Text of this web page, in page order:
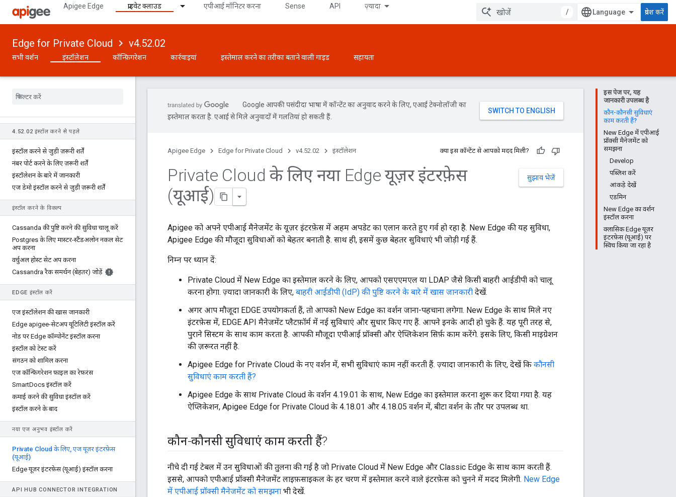
Apigee Edge प्राइवेट क्लाउड एपीआई मॉनिटर करना Sense API ज़्यादा
/ प्रवेश करें
Edge for Private Cloud v4.52.02
सभी वर्शन इंस्टॉलेशन कॉन्फ़िगरेशन कार्रवाइयां इस्तेमाल करने का तरीका बताने वाली गाइड सहायता
4. 52.02 इंस्टॉल करने से पहले
इंस्टॉल करने से जुड़ी ज़रूरी शर्तें
नंबर पोर्ट करने के लिए ज़रूरी शर्तें
इंस्टॉलेशन के बारे में जानकारी
एज डेमो इंस्टॉल करने से जुड़ी ज़रूरी शर्तें
इंस्टॉल करने के विकल्प
Cassanda की पुष्टि करने की सुविधा चालू करें
Postgres के लिए मास्टर-स्टैंडअलोन नकल सेट
अप करना
वर्चुअल होस्ट सेट अप करना
Cassandra रैक समर्थन (बेहतर) जोड़ें
EDGE इंस्टॉल करें
एज इंस्टॉलेशन की खास जानकारी
Edge apigee-सेटअप यूटिलिटी इंस्टॉल करें
नोड पर Edge कॉम्पोनेंट इंस्टॉल करना
इंस्टॉल को टेस्ट करें
संगठन को शामिल करना
एज कॉन्फ़िगरेशन फ़ाइल का रेफ़रंस
SmartDocs इंस्टॉल करें
कमाई करने की सुविधा इंस्टॉल करें
इंस्टॉल करने के बाद
नया एज अनुभव इंस्टॉल करें
Private Cloud के लिए,एज यूज़र इंटरफ़ेस
(यूआई)
Edge यूज़र इंटरफ़ेस (यूआई) इंस्टॉल करना
API HUB CONNECTOR INTEGRATION
इस पेज पर, यह
जानकारी उपलब्ध है
कौन-कौनसी सुविधाएं
काम करती हैं?
New Edge में एपीआई
प्रॉक्सी मैनेजमेंट को
समझना
Develop
पब्लिश करें
आंकड़े देखें
एडमिन
New Edge का वर्शन
इंस्टॉल करना
क्लासिक Edge यूज़र
इंटरफ़ेस (यूआई) पर
स्विच किया जा रहा है
Google आपकी पसंदीदा भाषा में कॉन्टेंट का अनुवाद करने के लिए, एआई टेक्नोलॉजी का
इस्तेमाल करता है. एआई से मिले अनुवादों में गलतियां हो सकती हैं.
Apigee Edge Edge for Private Cloud v4.52.02 इंस्टॉलेशन क्या इस कॉन्टेंट से आपको मदद मिली?
सुझाव भेजें
Private Cloud के लिए नया Edge यूज़र इंटरफ़ेस
(यूआई)
Apigee को अपने एपीआई मैनेजमेंट के यूज़र इंटरफ़ेस में अहम अपडेट का एलान करते हुए गर्व हो रहा है. New Edge की यह सुविधा,
Apigee Edge की मौजूदा सुविधाओं को बेहतर बनाती है. साथ ही, इसमें कुछ बेहतर सुविधाएं भी जोड़ी गई हैं.
निम्न पर ध्यान दें:
Private Cloud में New Edge का इस्तेमाल करने के लिए, आपको एसएएमएल या LDAP जैसे किसी बाहरी आईडीपी को चालू
करना होगा. ज़्यादा जानकारी के लिए, बाहरी आईडीपी (IdP) की पुष्टि करने के बारे में खास जानकारी देखें.
अगर आप मौजूदा EDGE उपयोगकर्ता हैं, तो आपको New Edge का वर्शन जाना-पहचाना लगेगा. New Edge के साथ मिले नए
इंटरफ़ेस में, EDGE API मैनेजमेंट प्लैटफ़ॉर्म में नई सुविधाएं और सुधार किए गए हैं. आपने इनके आदी हो चुके हैं. यह पूरी तरह से,
पुराने सिस्टम के साथ काम करता है. आपकी मौजूदा एपीआई प्रॉक्सी और ऐप्लिकेशन सिर्फ़ काम करेंगे. इसके लिए, किसी माइग्रेशन
की ज़रूरत नहीं है.
Apigee Edge for Private Cloud के नए वर्शन में, सभी सुविधाएं काम नहीं करती हैं. ज़्यादा जानकारी के लिए, देखें कि कौनसी
सुविधाएं काम करती हैं?
Apigee Edge के साथ Private Cloud के वर्शन 4.19.01 के साथ, New Edge का इस्तेमाल करना शुरू कर दिया गया है. यह
ऐप्लिकेशन, Apigee Edge for Private Cloud के 4.18.01 और 4.18.05 वर्शन में, बीटा वर्शन के तौर पर उपलब्ध था.
कौन-कौनसी सुविधाएं काम करती हैं?
नीचे दी गई टेबल में उन सुविधाओं की तुलना की गई है जो Private Cloud में New Edge और Classic Edge के साथ काम करती हैं.
इससे, आपको एपीआई प्रॉक्सी मैनेजमेंट लाइफ़साइकल के हर चरण में इस्तेमाल करने वाले इंटरफ़ेस को चुनने में मदद मिलेगी. New Edge
में एपीआई प्रॉक्सी मैनेजमेंट को समझना भी देखें.